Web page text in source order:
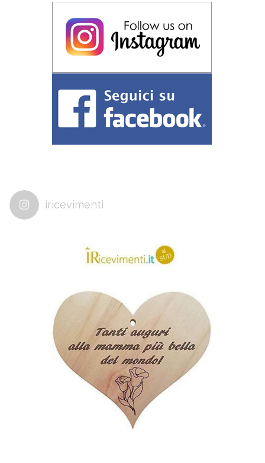
iricevimenti